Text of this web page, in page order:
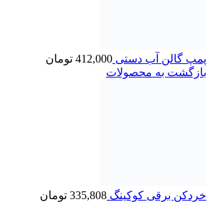
پمپ گالن آب دستی 412,000 تومان
بازگشت به محصولات
خردکن برقی کوکینگ 335,808 تومان